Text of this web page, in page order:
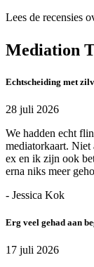
Lees de recensies
Mediation
Echtscheiding met
28 juli 2026
We hadden echt
mediatorkaart. Niet
ex en ik zijn ook
erna niks meer
- Jessica Kok
Erg veel gehad aan
17 juli 2026